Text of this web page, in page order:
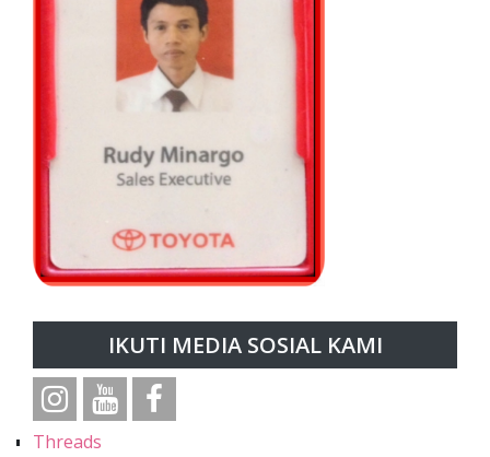
IKUTI MEDIA SOSIAL KAMI
Threads